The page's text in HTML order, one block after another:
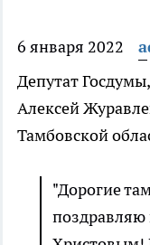
6 января 2022
Депутат
Алексей
Тамбовской
"Дорогие
поздравляю